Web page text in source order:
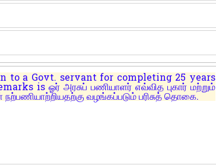
to a Govt. servant for completing 25 years
is ஓர் அரசுப் பணியாளர் எவ்வித புகார் மற்றும்
வழங்கப்படும் பரிசுத் தொகை.